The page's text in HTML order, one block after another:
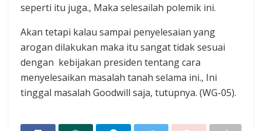
seperti itu juga., Maka selesailah polemik ini.
Akan tetapi kalau sampai penyelesaian yang
arogan dilakukan maka itu sangat tidak sesuai
dengan kebijakan presiden tentang cara
menyelesaikan masalah tanah selama ini., Ini
tinggal masalah Goodwill saja, tutupnya. (WG-05).